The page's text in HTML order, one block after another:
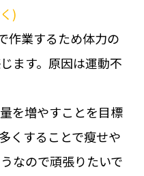
)
作業するため体力の
ます。原因は運動不
を増やすことを目標
くすることで瘦せや
なので頑張りたいで